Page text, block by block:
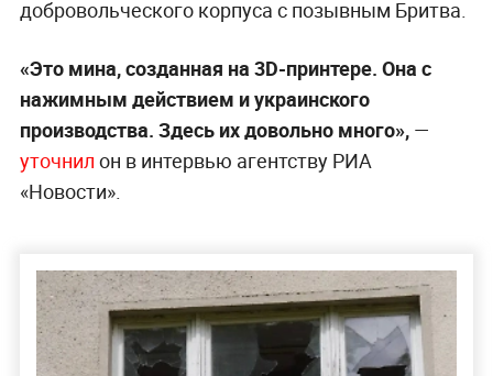
добровольческого корпуса с позывным Бритва.
«Это мина, созданная на 3D-принтере. Она с
нажимным действием и украинского
производства. Здесь их довольно много»,—
уточнил он в интервью агентству РИА
«Новости».